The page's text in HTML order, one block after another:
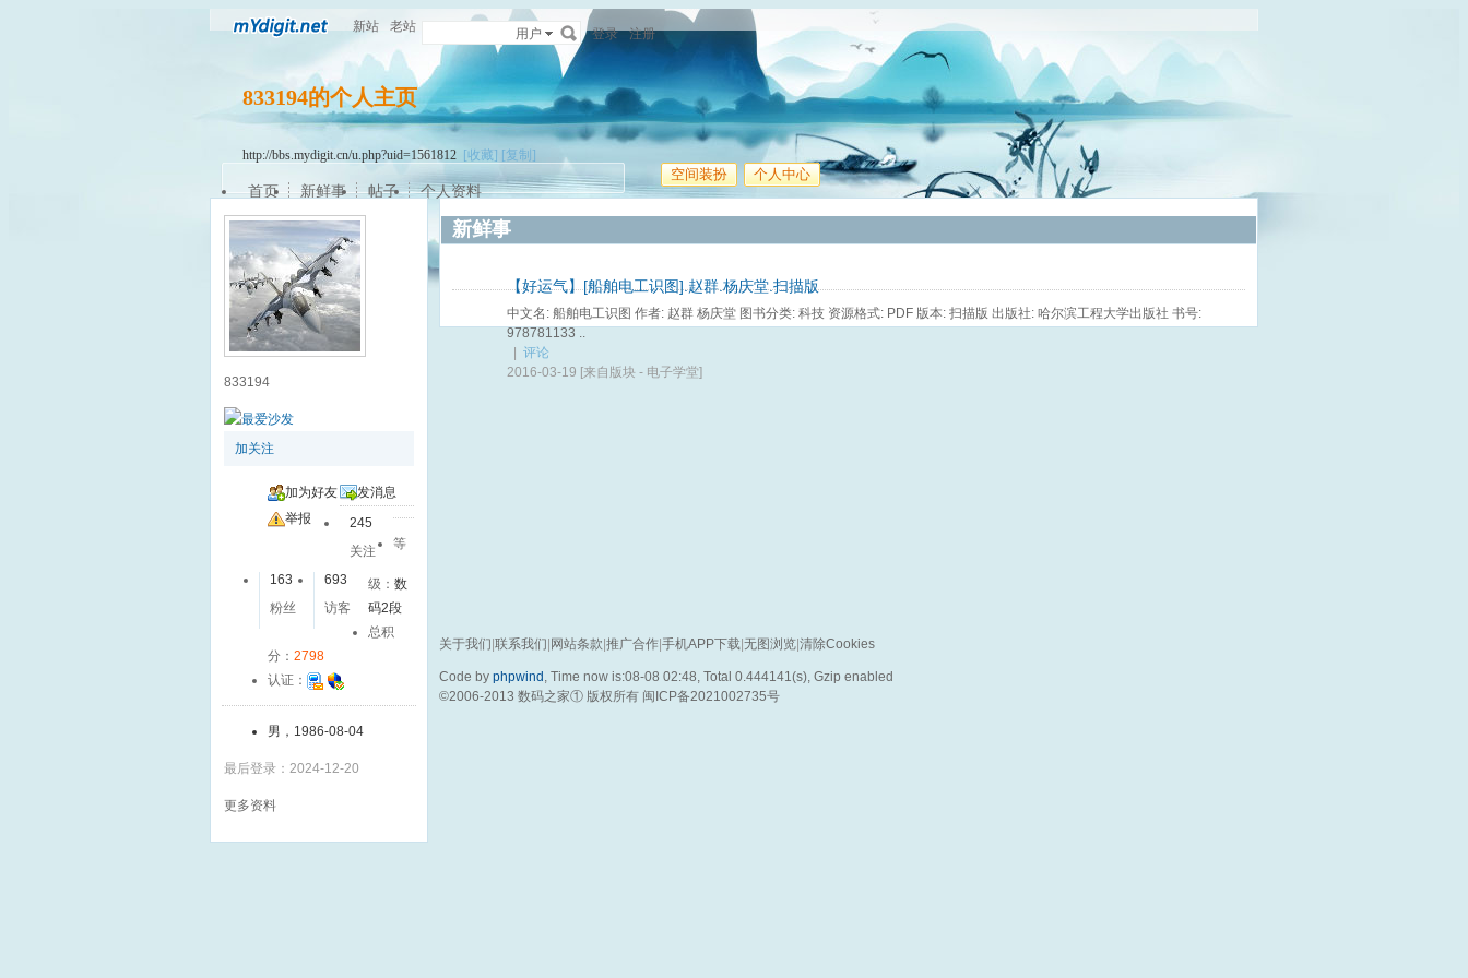
新站 老站 用户 登录 注册
833194的个人主页
http://bbs.mydigit.cn/u.php?uid=1561812 [收藏] [复制]
空间装扮 个人中心
首页 新鲜事 帖子 个人资料
833194
加关注
加为好友
发消息
举报
245
关注
163
粉丝
693
访客
等
级：数
码2段
总积
分： 2798
认证：
男，1986-08-04
最后登录：2024-12-20
更多资料
新鲜事
【好运气】[船舶电工识图].赵群.杨庆堂.扫描版
中文名: 船舶电工识图 作者: 赵群 杨庆堂 图书分类: 科技 资源格式: PDF 版本: 扫描版 出版社: 哈尔滨工程大学出版社 书号:
978781133 ..
| 评论
2016-03-19 [来自版块 - 电子学堂]
关于我们 联系我们 网站条款 推广合作 手机APP下载 无图浏览 清除Cookies
Code by phpwind , Time now is:08-08 02:48, Total 0.444141(s), Gzip enabled
©2006-2013 数码之家① 版权所有 闽ICP备2021002735号